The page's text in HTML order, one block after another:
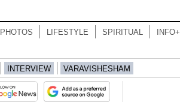
PHOTOS LIFESTYLE SPIRITUAL INFO+
INTERVIEW VARAVISHESHAM